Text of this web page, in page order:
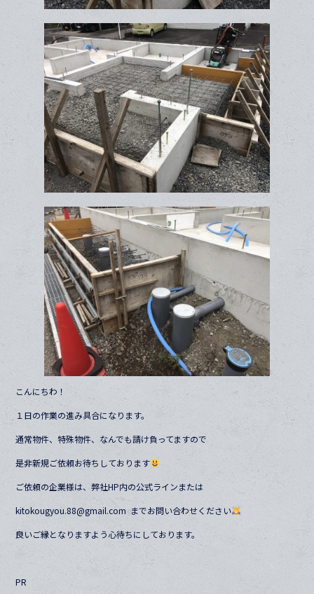
こんにちわ！
１日の作業の進み具合になります。
通常物件、特殊物件、なんでも請け負ってますので
是非新規ご依頼お待ちしております
ご依頼の企業様は、弊社HP内の公式ラインまたは
kitokougyou.88@gmail.com までお問い合わせください
良いご縁となりますよう心待ちにしております。
PR